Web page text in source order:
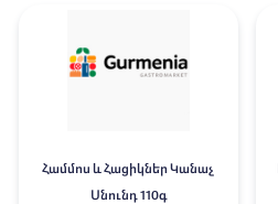
Համմոս և Հացիկներ Կանաչ
Սնունդ 110գ